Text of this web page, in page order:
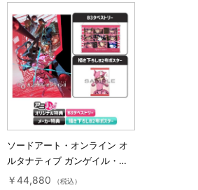
ソードアート・オンライン オ
ルタナティブ ガンゲイル・オ
ンラインⅡ／全巻購入セット／
￥44,880 （税込）